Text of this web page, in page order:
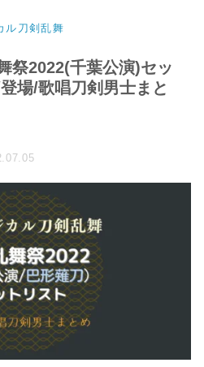
ル刀剣乱舞
祭2022(千葉公演)セッ
場/歌唱刀剣男士まと